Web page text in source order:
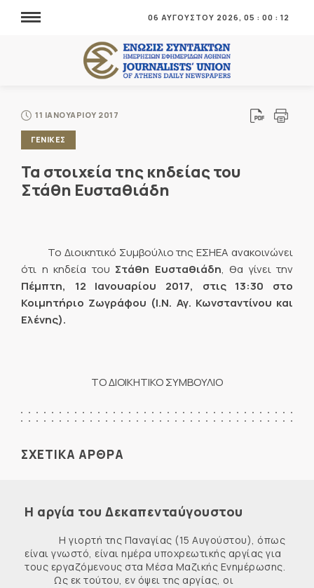
06 ΑΥΓΟΥΣΤΟΥ 2026, 05 : 00 : 12
11 ΙΑΝΟΥΑΡΙΟΥ 2017
ΓΕΝΙΚΕΣ
Τα στοιχεία της κηδείας του
Στάθη Ευσταθιάδη
Το Διοικητικό Συμβούλιο της ΕΣΗΕΑ ανακοινώνει
ότι η κηδεία του Στάθη Ευσταθιάδη, θα γίνει την
Πέμπτη, 12 Ιανουαρίου 2017, στις 13:30 στο
Κοιμητήριο Ζωγράφου (Ι.Ν. Αγ. Κωνσταντίνου και
Ελένης).
ΤΟ ΔΙΟΙΚΗΤΙΚΟ ΣΥΜΒΟΥΛΙΟ
ΣΧΕΤΙΚΑ ΑΡΘΡΑ
Η αργία του Δεκαπενταύγουστου
Η γιορτή της Παναγίας (15 Αυγούστου), όπως
είναι γνωστό, είναι ημέρα υποχρεωτικής αργίας για
τους εργαζόμενους στα Μέσα Μαζικής Ενημέρωσης.
Ως εκ τούτου, εν όψει της αργίας, οι